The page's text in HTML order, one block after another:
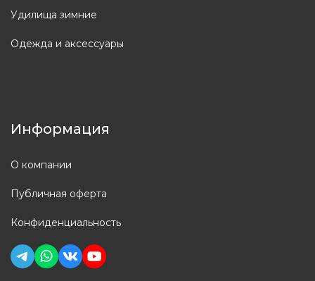
Удилища зимние
Одежда и аксессуары
Информация
О компании
Публичная оферта
Конфиденциальность